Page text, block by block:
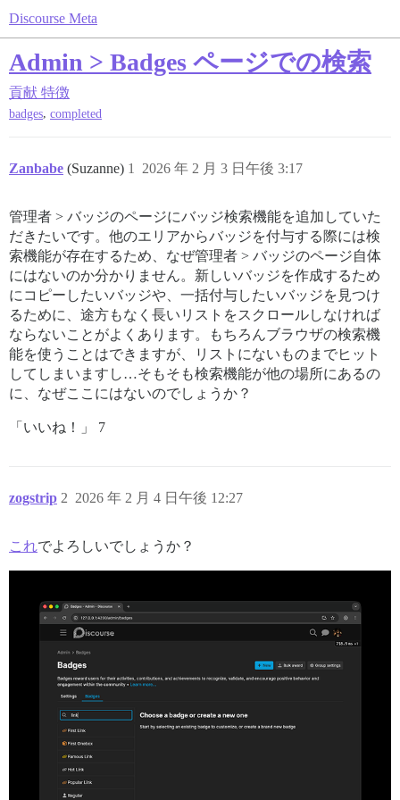
Discourse Meta
Admin > Badges ページでの検索
貢献 特徴
badges, completed
Zanbabe (Suzanne) 2026 年 2 月 3 日午後 3:17
1
管理者 > バッジのページにバッジ検索機能を追加していた
だきたいです。他のエリアからバッジを付与する際には検
索機能が存在するため、なぜ管理者 > バッジのページ自体
にはないのか分かりません。新しいバッジを作成するため
にコピーしたいバッジや、一括付与したいバッジを見つけ
るために、途方もなく長いリストをスクロールしなければ
ならないことがよくあります。もちろんブラウザの検索機
能を使うことはできますが、リストにないものまでヒット
してしまいますし…そもそも検索機能が他の場所にあるの
に、なぜここにはないのでしょうか？
「いいね！」 7
zogstrip 2026 年 2 月 4 日午後 12:27
2
これでよろしいでしょうか？